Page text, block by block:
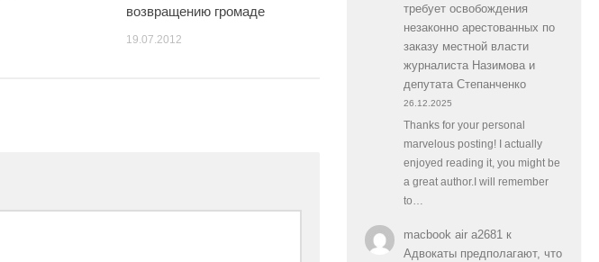
возвращению громаде
19.07.2012
требует освобождения
незаконно арестованных по
заказу местной власти
журналиста Назимова и
депутата Степанченко
26.12.2025
Thanks for your personal
marvelous posting! I actually
enjoyed reading it, you might be
a great author.I will remember
to…
macbook air a2681к
Адвокаты предполагают, что